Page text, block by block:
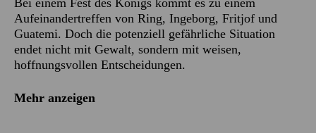
Aufeinandertreffen von Ring, Ingeborg, Fritjof und
Guatemi. Doch die potenziell gefährliche Situation
endet nicht mit Gewalt, sondern mit weisen,
hoffnungsvollen Entscheidungen.
Mehr anzeigen